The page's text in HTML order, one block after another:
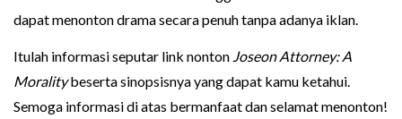
dapat menonton drama secara penuh tanpa adanya iklan.
Itulah informasi seputar link nonton Joseon Attorney: A
Moralitybeserta sinopsisnya yang dapat kamu ketahui.
Semoga informasi di atas bermanfaat dan selamat menonton!